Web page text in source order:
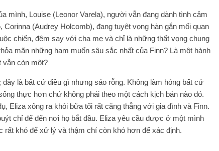
mình, Louise (Leonor Varela), người vẫn đang dành tình cảm
(Audrey Holcomb), đang tuyệt vọng hàn gắn mối quan
chiến, đêm say với cha mẹ và chỉ là những thất vọng chung
mãn những ham muốn sâu sắc nhất của Finn? Là một hành
vẫn còn một?
là bất cứ điều gì nhưng sáo rỗng. Không làm hỏng bất cứ
thực hơn chứ không phải theo một cách kịch bản nào đó.
Eliza xông ra khỏi bữa tối rất căng thẳng với gia đình và Finn.
chỉ để đến nơi họ bắt đầu. Eliza yêu cầu được ở một mình
khó để xử lý và thậm chí còn khó hơn để xác định.